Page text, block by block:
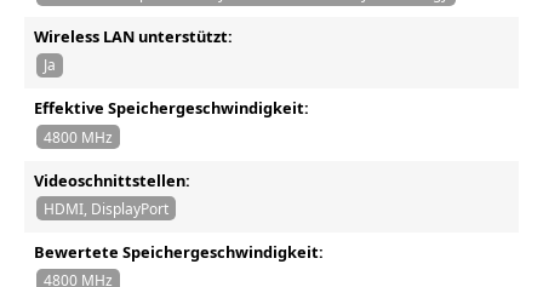
Wireless LAN unterstützt:
Ja
Effektive Speichergeschwindigkeit:
4800 MHz
Videoschnittstellen:
HDMI, DisplayPort
Bewertete Speichergeschwindigkeit:
4800 MHz